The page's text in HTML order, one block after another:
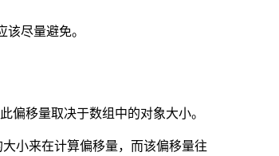
尽量避免。
偏移量取决于数组中的对象大小。
小来在计算偏移量，而该偏移量往